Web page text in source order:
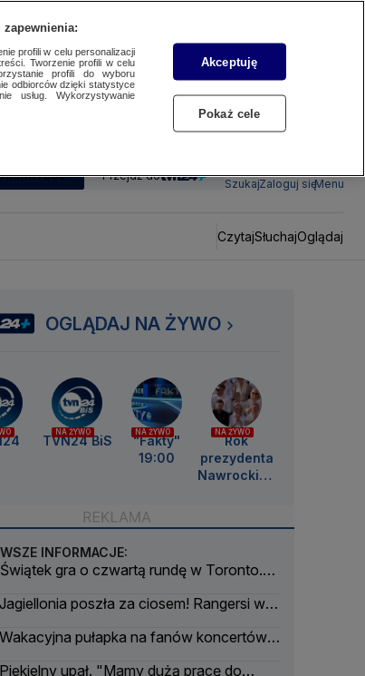
Przejdź do
SzukajZaloguj sięMenu
CzytajSłuchajOglądaj
OGLĄDAJ NA ŻYWO
NA ŻYWO
TVN24 BiS
NA ŻYWO
"Fakty"
19:00
NA ŻYWO
Rok
prezydenta
Nawrockieg
INFORMACJE:
Świątek gra o czwartą rundę w Toronto.
Jagiellonia poszła za ciosem! Rangersi w
Wakacyjna pułapka na fanów koncertów.
Piekielny upał. "Mamy dużą pracę do
zapewnienia:
profili w celu personalizacji
Tworzenie profili w celu
profili do wyboru
odbiorców dzięki statystyce
usług. Wykorzystywanie
Akceptuję
Pokaż cele